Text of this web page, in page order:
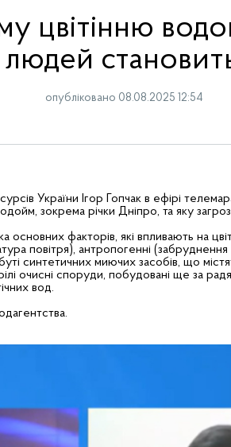
цвітінню
людей
опубліковано 08.08.2025 12:54
України Ігор Гопчак в ефірі
зокрема річки Дніпро, та яку
факторів, які впливають на
повітря), антропогенні
синтетичних миючих засобів, що
очисні споруди, побудовані ще за
вод.